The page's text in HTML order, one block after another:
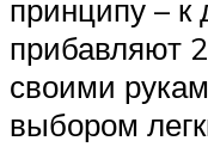
принципу – к
прибавляют
своими
выбором